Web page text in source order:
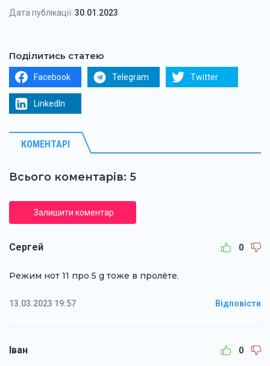
Дата публікації: 30.01.2023
Поділитись статею
Facebook Telegram Twitter
LinkedIn
КОМЕНТАРІ
Всього коментарів: 5
Залишити коментар
Сергей 0
Режим нот 11 про 5 g тоже в пролёте.
13.03.2023 19:57 Відповісти
Іван 0